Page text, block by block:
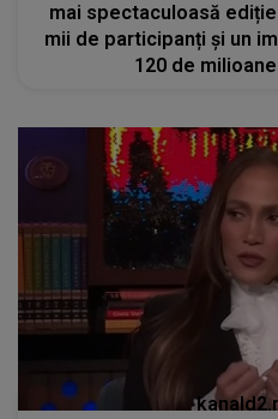
mai spectaculoasă
mii de participanți și un
120 de